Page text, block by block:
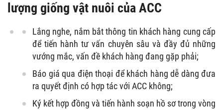
lượng giống vật nuôi của ACC
Lắng nghe, nắm bắt thông tin khách hàng cung cấp
để tiến hành tư vấn chuyên sâu và đầy đủ những
vướng mắc, vấn đề khách hàng đang gặp phải;
Báo giá qua điện thoại để khách hàng dễ dàng đưa
ra quyết định có hợp tác với ACC không;
Ký kết hợp đồng và tiến hành soạn hồ sơ trong vòng